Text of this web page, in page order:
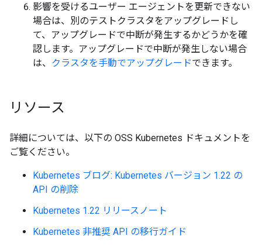
影響を受けるユーザー エージェントを更新できない
場合は、別のテストクラスタをアップグレードし
て、アップグレードで中断が発生するかどうかを確
認します。アップグレードで中断が発生しない場合
は、 クラスタを手動でアップグレードできます。
リソース
詳細については、以下の OSS Kubernetes ドキュメントを
ご覧ください。
Kubernetes ブログ: Kubernetes バージョン 1.22 の
API の削除
Kubernetes 1.22 リリースノート
Kubernetes 非推奨 API の移行ガイド